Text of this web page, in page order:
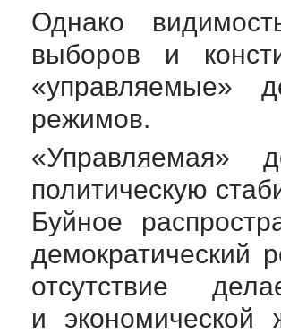
Однако
выборов и
«управляемые»
режимов.
«Управляемая»
политическую
Буйное
демократический
отсутствие
и экономической